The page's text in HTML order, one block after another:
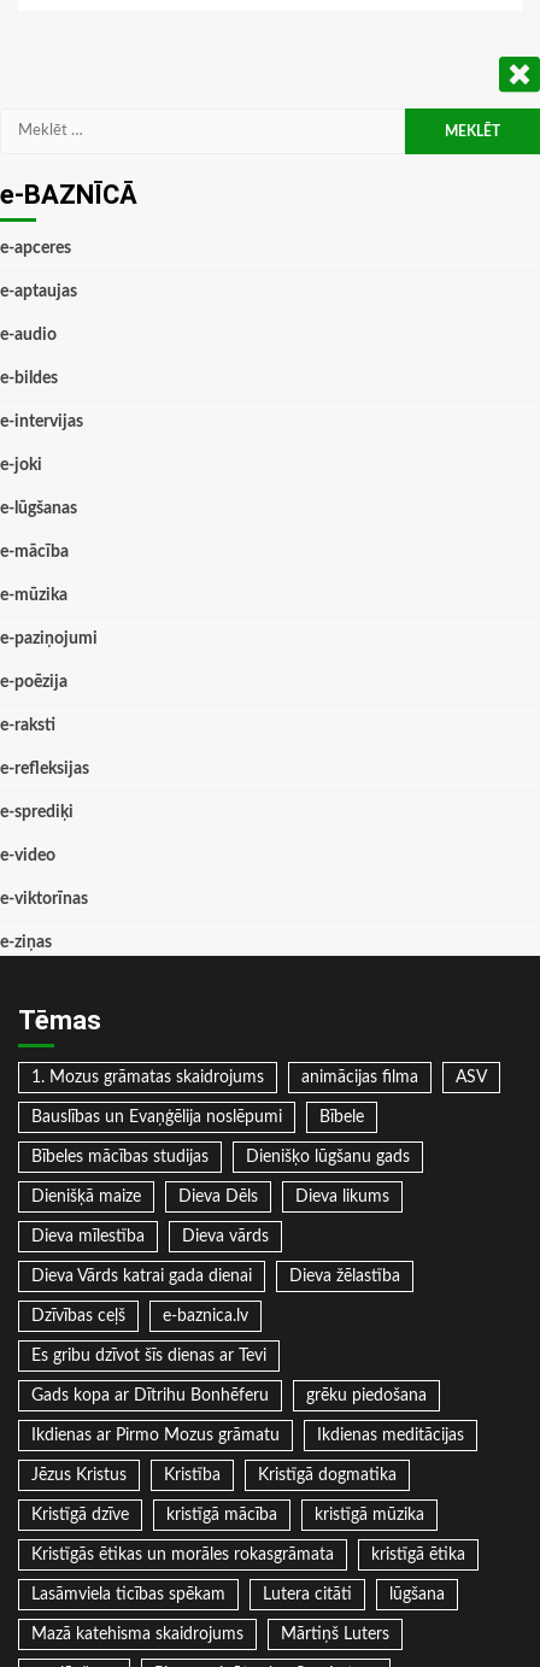
Meklēt:
e-BAZNĪCĀ
e-apceres
e-aptaujas
e-audio
e-bildes
e-intervijas
e-joki
e-lūgšanas
e-mācība
e-mūzika
e-paziņojumi
e-poēzija
e-raksti
e-refleksijas
e-sprediķi
e-video
e-viktorīnas
e-ziņas
Tēmas
1. Mozus grāmatas skaidrojums animācijas filma ASV
Bauslības un Evaņģēlija noslēpumi Bībele
Bībeles mācības studijas Dienišķo lūgšanu gads
Dienišķā maize Dieva Dēls Dieva likums
Dieva mīlestība Dieva vārds
Dieva Vārds katrai gada dienai Dieva žēlastība
Dzīvības ceļš e-baznica.lv
Es gribu dzīvot šīs dienas ar Tevi
Gads kopa ar Dītrihu Bonhēferu grēku piedošana
Ikdienas ar Pirmo Mozus grāmatu Ikdienas meditācijas
Jēzus Kristus Kristība Kristīgā dogmatika
Kristīgā dzīve kristīgā mācība kristīgā mūzika
Kristīgās ētikas un morāles rokasgrāmata kristīgā ētika
Lasāmviela ticības spēkam Lutera citāti lūgšana
Mazā katehisma skaidrojums Mārtiņš Luters